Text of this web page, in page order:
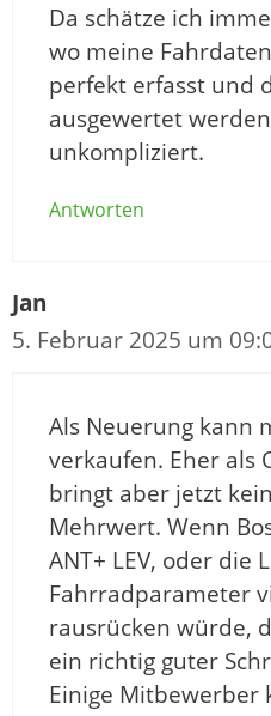
Da schätze ich
wo meine
perfekt erfasst und
ausgewertet
unkompliziert.
Antworten
Jan
5. Februar 2025 um
Als Neuerung kann
verkaufen. Eher als
bringt aber jetzt
Mehrwert. Wenn
ANT+ LEV, oder die
Fahrradparameter
rausrücken würde,
ein richtig guter
Einige Mitbewerber